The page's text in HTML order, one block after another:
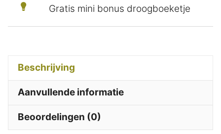
Gratis mini bonus droogboeketje
Beschrijving
Aanvullende informatie
Beoordelingen (0)